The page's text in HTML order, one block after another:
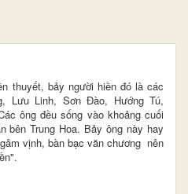
thuyết, bảy người hiền đó là các
Lưu Linh, Sơn Đào, Hướng Tú,
ông đều sống vào khoảng cuối
bên Trung Hoa. Bảy ông này hay
vịnh, bàn bạc văn chương nên